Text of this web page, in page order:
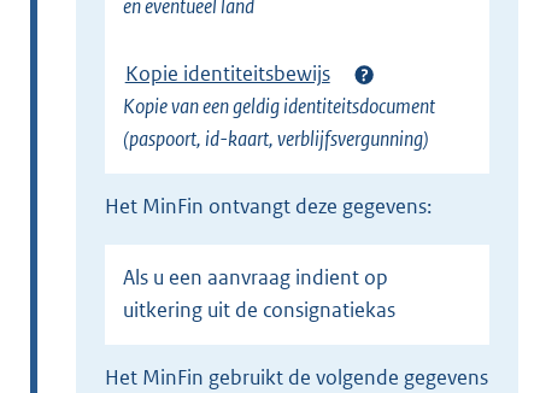
en eventueel land
Kopie identiteitsbewijs
Kopie van een geldig identiteitsdocument
(paspoort, id-kaart, verblijfsvergunning)
het MinFin ontvangt deze gegevens:
Als u een aanvraag indient op
uitkering uit de consignatiekas
het MinFin gebruikt de volgende gegevens